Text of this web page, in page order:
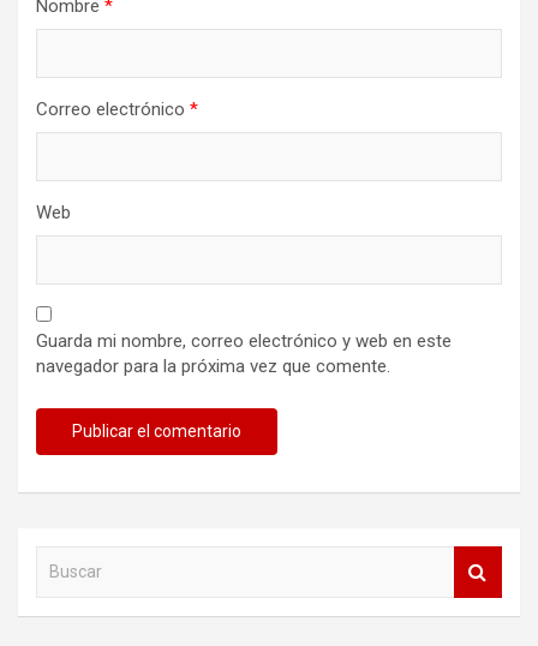
Nombre *
Correo electrónico *
Web
Guarda mi nombre, correo electrónico y web en este
navegador para la próxima vez que comente.